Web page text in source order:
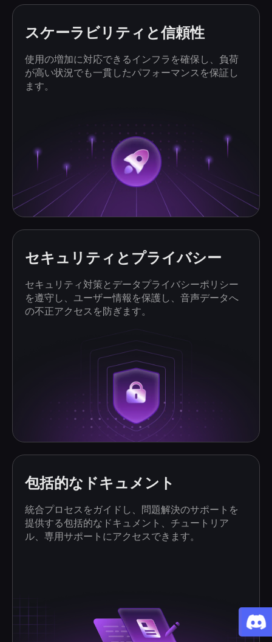
スケーラビリティと信頼性
使用の増加に対応できるインフラを確保し、負荷
が高い状況でも一貫したパフォーマンスを保証し
ます。
セキュリティとプライバシー
セキュリティ対策とデータプライバシーポリシー
を遵守し、ユーザー情報を保護し、音声データへ
の不正アクセスを防ぎます。
包括的なドキュメント
統合プロセスをガイドし、問題解決のサポートを
提供する包括的なドキュメント、チュートリア
ル、専用サポートにアクセスできます。